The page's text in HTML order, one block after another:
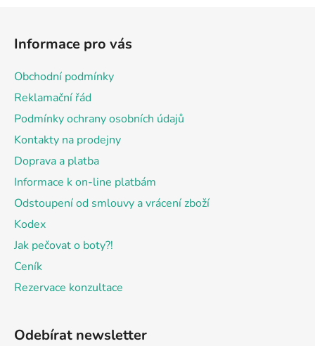
Informace pro vás
Obchodní podmínky
Reklamační řád
Podmínky ochrany osobních údajů
Kontakty na prodejny
Doprava a platba
Informace k on-line platbám
Odstoupení od smlouvy a vrácení zboží
Kodex
Jak pečovat o boty?!
Ceník
Rezervace konzultace
Odebírat newsletter